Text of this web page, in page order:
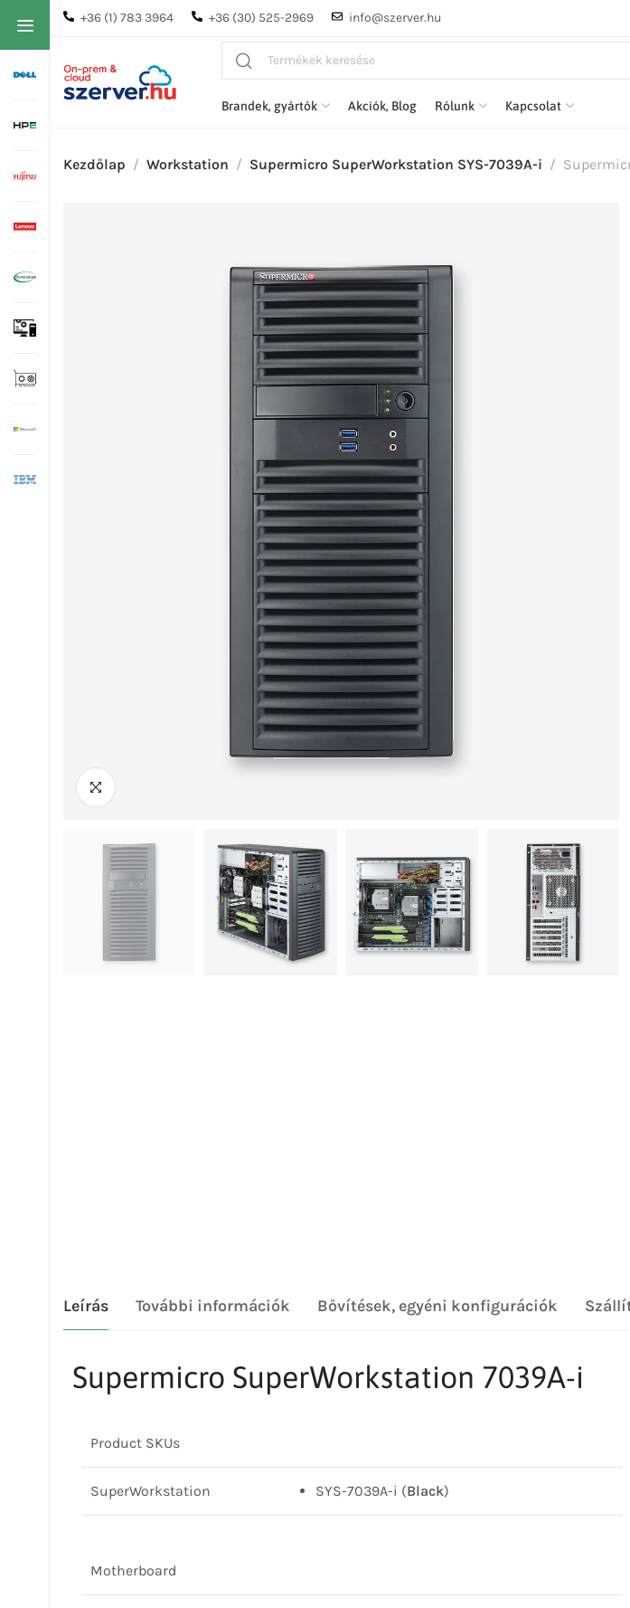
+36 (1) 783 3964 +36 (30) 525-2969 info@szerver.hu
Brandek, gyártók Akciók, Blog Rólunk Kapcsolat
Kezdőlap Workstation Supermicro SuperWorkstation SYS-7039A-i
Leírás További információk Bővítések, egyéni konfigurációk
Supermicro SuperWorkstation 7039A-i
Product SKUs
SuperWorkstation SYS-7039A-i (Black)
Motherboard